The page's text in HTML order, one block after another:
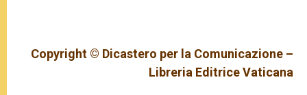
Copyright © Dicastero per la Comunicazione –
Libreria Editrice Vaticana